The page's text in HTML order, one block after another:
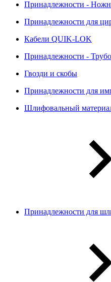
Принадлежности -
Принадлежности для
Кабели QUIK-LOK
Принадлежности -
Гвозди и скобы
Принадлежности для
Шлифовальный
Принадлежности для